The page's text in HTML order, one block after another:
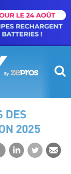
DES
2025